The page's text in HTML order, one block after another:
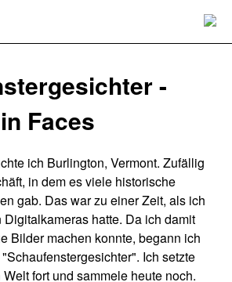
-
Faces
ich Burlington, Vermont. Zufällig
in dem es viele historische
gab. Das war zu einer Zeit, als ich
hatte. Da ich damit
Bilder machen konnte, begann ich
Ich setzte
fort und sammele heute noch.